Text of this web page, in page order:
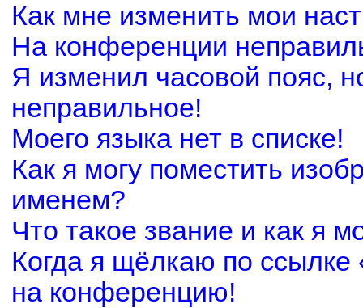
Как мне изменить мои
На конференции
Я изменил часовой пояс,
неправильное!
Моего языка нет в списке!
Как я могу поместить
именем?
Что такое звание и как я
Когда я щёлкаю по ссылке
на конференцию!